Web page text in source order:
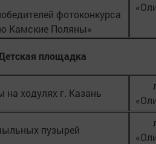
фотоконкурса
Камские Поляны»
площадка
на ходулях г. Казань
пузырей